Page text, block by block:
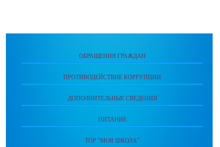
ОБРАЩЕНИЯ ГРАЖДАН
ПРОТИВОДЕЙСТВИЕ КОРРУПЦИИ
ДОПОЛНИТЕЛЬНЫЕ СВЕДЕНИЯ
ПИТАНИЕ
ТОР "МОЯ ШКОЛА"